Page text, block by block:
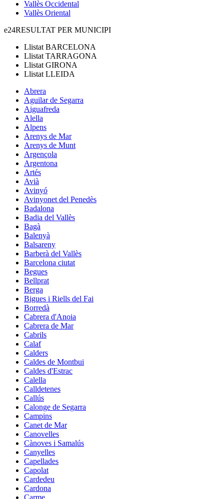
Vallès Occidental
Vallès Oriental
e24RESULTAT PER MUNICIPI
Llistat BARCELONA
Llistat TARRAGONA
Llistat GIRONA
Llistat LLEIDA
Abrera
Aguilar de Segarra
Aiguafreda
Alella
Alpens
Arenys de Mar
Arenys de Munt
Argençola
Argentona
Artés
Avià
Avinyó
Avinyonet del Penedès
Badalona
Badia del Vallès
Bagà
Balenyà
Balsareny
Barberà del Vallès
Barcelona ciutat
Begues
Bellprat
Berga
Bigues i Riells del Fai
Borredà
Cabrera d'Anoia
Cabrera de Mar
Cabrils
Calaf
Calders
Caldes de Montbui
Caldes d'Estrac
Calella
Calldetenes
Callús
Calonge de Segarra
Campins
Canet de Mar
Canovelles
Cànoves i Samalús
Canyelles
Capellades
Capolat
Cardedeu
Cardona
Carme